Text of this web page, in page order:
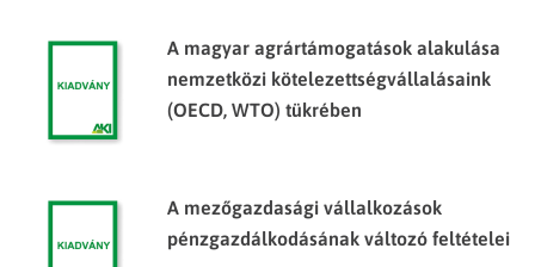
A magyar agrártámogatások alakulása
nemzetközi kötelezettségvállalásaink
(OECD, WTO) tükrében
A mezőgazdasági vállalkozások
pénzgazdálkodásának változó feltételei